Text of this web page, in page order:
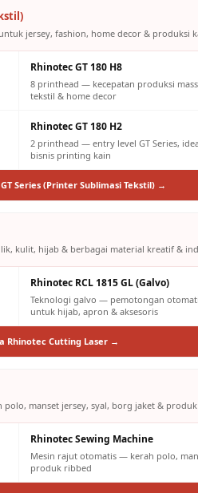
jersey, fashion, home decor & produksi
Rhinotec GT 180 H8
8 printhead — kecepatan produksi
tekstil & home decor
Rhinotec GT 180 H2
2 printhead — entry level GT Series,
bisnis printing kain
Series (Printer Sublimasi Tekstil) →
kulit, hijab & berbagai material kreatif &
Rhinotec RCL 1815 GL (Galvo)
Teknologi galvo — pemotongan
untuk hijab, apron & aksesoris
Rhinotec Cutting Laser →
manset jersey, syal, borg jaket &
Rhinotec Sewing Machine
Mesin rajut otomatis — kerah polo,
produk ribbed